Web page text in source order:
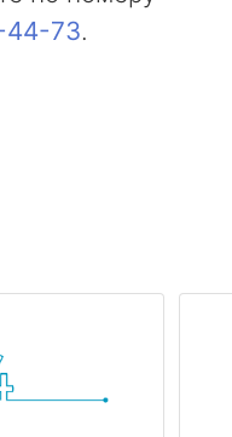
44-73.